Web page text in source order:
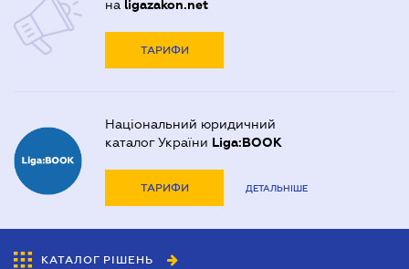
на ligazakon.net
ТАРИФИ
Національний юридичний
каталог України Liga:BOOK
ТАРИФИ ДЕТАЛЬНІШЕ
КАТАЛОГ РІШЕНЬ